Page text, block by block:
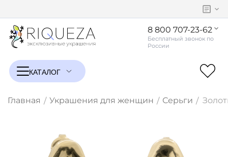
8 800 707-23-62
Главная / Украшения для женщин / Серьги /